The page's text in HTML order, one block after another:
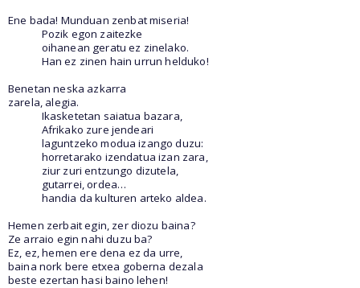
Ene bada! Munduan zenbat miseria!
Pozik egon zaitezke
oihanean geratu ez zinelako.
Han ez zinen hain urrun helduko!
Benetan neska azkarra
zarela, alegia.
Ikasketetan saiatua bazara,
Afrikako zure jendeari
laguntzeko modua izango duzu:
horretarako izendatua izan zara,
ziur zuri entzungo dizutela,
gutarrei, ordea…
handia da kulturen arteko aldea.
Hemen zerbait egin, zer diozu baina?
Ze arraio egin nahi duzu ba?
Ez, ez, hemen ere dena ez da urre,
baina nork bere etxea goberna dezala
beste ezertan hasi baino lehen!